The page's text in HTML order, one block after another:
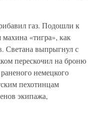
газ. Подошли к
«тигра», как
Светана выпрыгнул с
перескочил на броню
немецкого
пехотинцам
экипажа,